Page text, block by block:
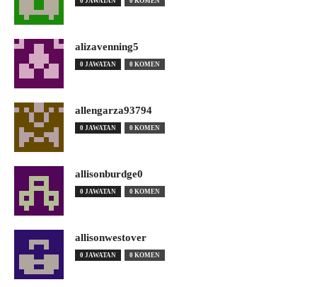
alizavenning5
0 JAWATAN 0 KOMEN
allengarza93794
0 JAWATAN 0 KOMEN
allisonburdge0
0 JAWATAN 0 KOMEN
allisonwestover
0 JAWATAN 0 KOMEN